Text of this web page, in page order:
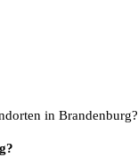
in Brandenburg?